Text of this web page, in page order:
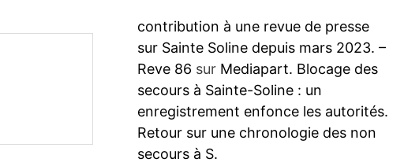
contribution à une revue de presse
sur Sainte Soline depuis mars 2023. –
Reve 86 sur Mediapart. Blocage des
secours à Sainte-Soline : un
enregistrement enfonce les autorités.
Retour sur une chronologie des non
secours à S.